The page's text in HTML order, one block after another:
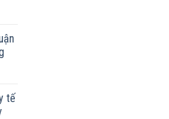
tế